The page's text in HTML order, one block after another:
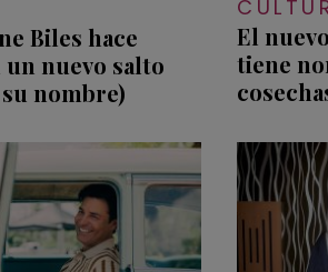
Biles hace
nuevo salto
nombre)
El
tiene